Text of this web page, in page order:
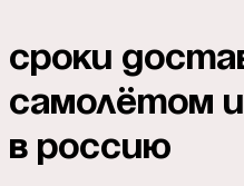
Сроки
самолётом
в Россию